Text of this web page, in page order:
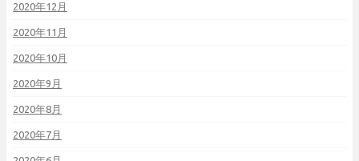
2020年12月
2020年11月
2020年10月
2020年9月
2020年8月
2020年7月